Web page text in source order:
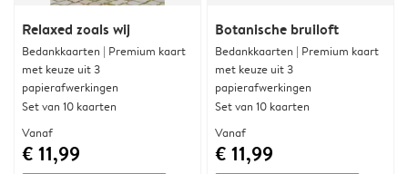
Relaxed zoals wij
Bedankkaarten | Premium kaart
met keuze uit 3
papierafwerkingen
Set van 10 kaarten
Vanaf
€ 11,99
Botanische bruiloft
Bedankkaarten | Premium kaart
met keuze uit 3
papierafwerkingen
Set van 10 kaarten
Vanaf
€ 11,99